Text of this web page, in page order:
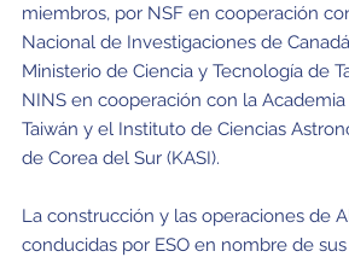
miembros, por NSF en cooperación
Nacional de Investigaciones de
Ministerio de Ciencia y Tecnología de
NINS en cooperación con la Academia
Taiwán y el Instituto de Ciencias
de Corea del Sur (KASI).
La construcción y las operaciones de
conducidas por ESO en nombre de